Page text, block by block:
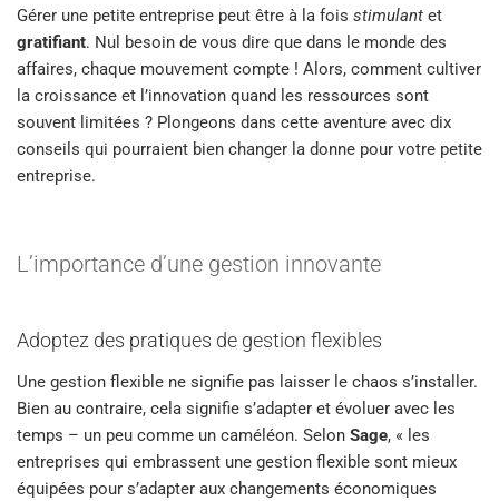
Gérer une petite entreprise peut être à la fois stimulant et
gratifiant. Nul besoin de vous dire que dans le monde des
affaires, chaque mouvement compte ! Alors, comment cultiver
la croissance et l’innovation quand les ressources sont
souvent limitées ? Plongeons dans cette aventure avec dix
conseils qui pourraient bien changer la donne pour votre petite
entreprise.
L’importance d’une gestion innovante
Adoptez des pratiques de gestion flexibles
Une gestion flexible ne signifie pas laisser le chaos s’installer.
Bien au contraire, cela signifie s’adapter et évoluer avec les
temps – un peu comme un caméléon. Selon Sage, « les
entreprises qui embrassent une gestion flexible sont mieux
équipées pour s’adapter aux changements économiques